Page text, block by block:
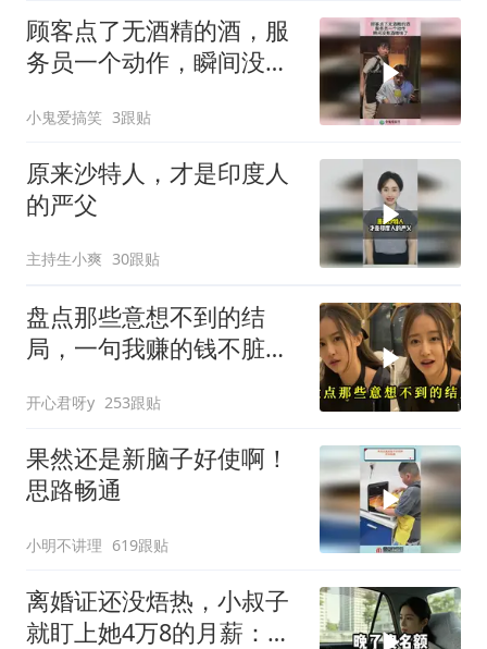
顾客点了无酒精的酒，服
务员一个动作，瞬间没有
小鬼爱搞笑 3跟贴
原来沙特人，才是印度人
的严父
主持生小爽 30跟贴
盘点那些意想不到的结
局，一句我赚的钱不脏，
开心君呀y 253跟贴
果然还是新脑子好使啊！
思路畅通
小明不讲理 619跟贴
离婚证还没焐热，小叔子
就盯上她4万8的月薪：转